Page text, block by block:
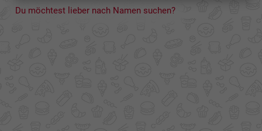
Du möchtest lieber nach Namen suchen?